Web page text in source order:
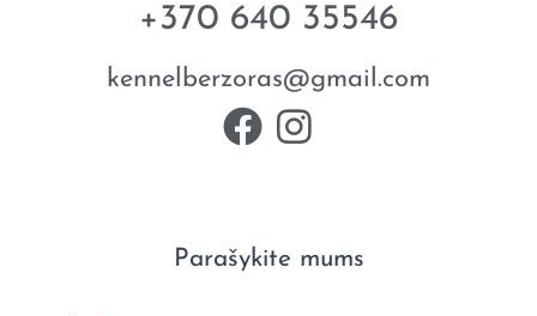
+370 640 35546
kennelberzoras@gmail.com
Parašykite mums